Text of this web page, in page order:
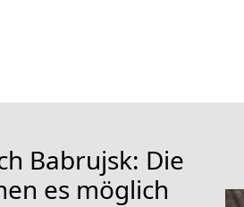
Babrujsk: Die
es möglich